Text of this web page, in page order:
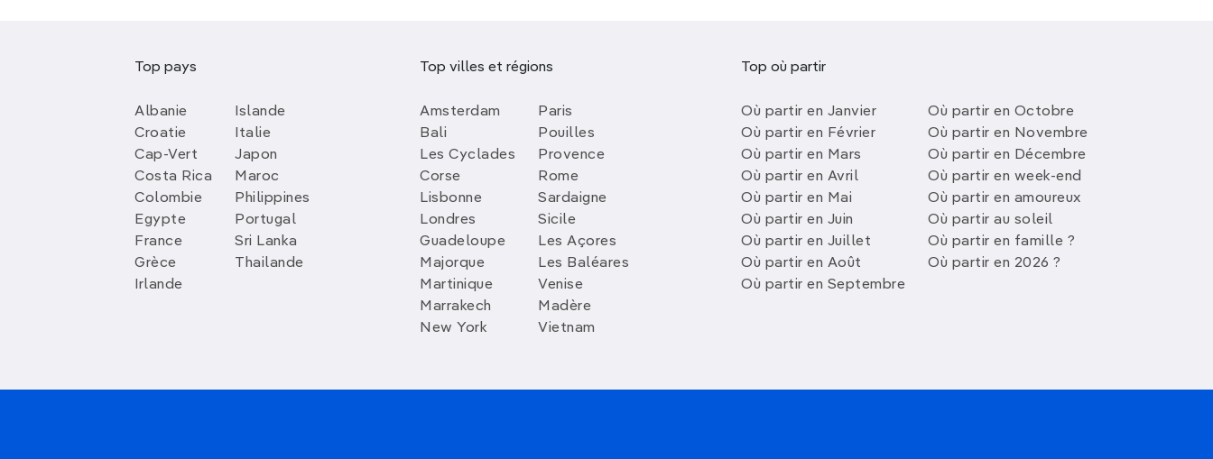
Top pays
Albanie
Croatie
Cap-Vert
Costa Rica
Colombie
Egypte
France
Grèce
Irlande
Islande
Italie
Japon
Maroc
Philippines
Portugal
Sri Lanka
Thailande
Top villes et régions
Amsterdam
Bali
Les Cyclades
Corse
Lisbonne
Londres
Guadeloupe
Majorque
Martinique
Marrakech
New York
Paris
Pouilles
Provence
Rome
Sardaigne
Sicile
Les Açores
Les Baléares
Venise
Madère
Vietnam
Top où partir
Où partir en Janvier
Où partir en Février
Où partir en Mars
Où partir en Avril
Où partir en Mai
Où partir en Juin
Où partir en Juillet
Où partir en Août
Où partir en Septembre
Où partir en Octobre
Où partir en Novembre
Où partir en Décembre
Où partir en week-end
Où partir en amoureux
Où partir au soleil
Où partir en famille ?
Où partir en 2026 ?